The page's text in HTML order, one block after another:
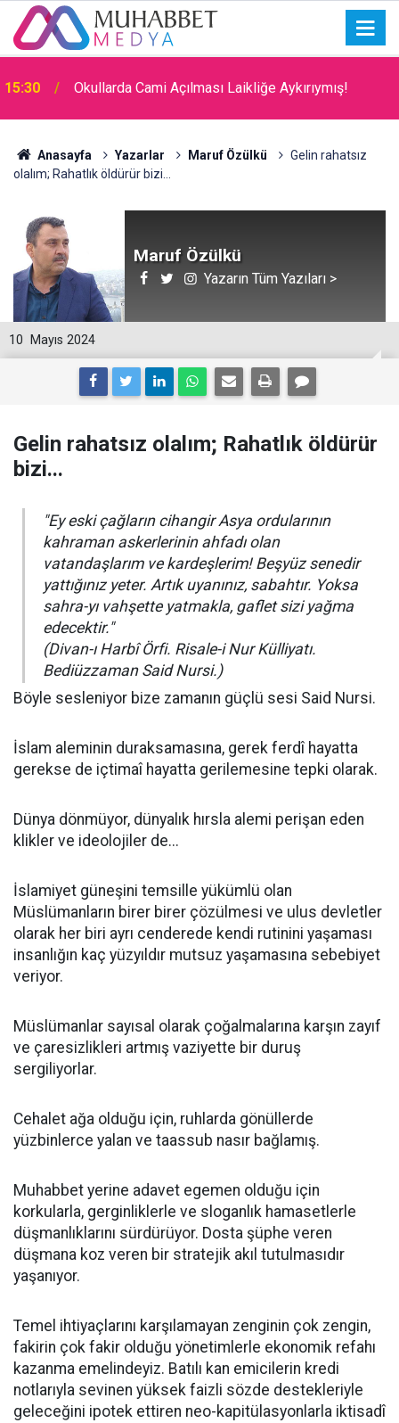
15:30 Okullarda Cami Açılması Laikliğe Aykırıymış!
Anasayfa Yazarlar Maruf Özülkü
Gelin rahatsız
olalım; Rahatlık öldürür bizi...
Maruf Özülkü
Yazarın Tüm Yazıları >
10 Mayıs 2024
Gelin rahatsız olalım; Rahatlık öldürür
bizi...
"Ey eski çağların cihangir Asya ordularının
kahraman askerlerinin ahfadı olan
vatandaşlarım ve kardeşlerim! Beşyüz senedir
yattığınız yeter. Artık uyanınız, sabahtır. Yoksa
sahra-yı vahşette yatmakla, gaflet sizi yağma
edecektir."
(Divan-ı Harbî Örfi. Risale-i Nur Külliyatı.
Bediüzzaman Said Nursi.)
Böyle sesleniyor bize zamanın güçlü sesi Said Nursi.
İslam aleminin duraksamasına, gerek ferdî hayatta
gerekse de içtimaî hayatta gerilemesine tepki olarak.
Dünya dönmüyor, dünyalık hırsla alemi perişan eden
klikler ve ideolojiler de...
İslamiyet güneşini temsille yükümlü olan
Müslümanların birer birer çözülmesi ve ulus devletler
olarak her biri ayrı cenderede kendi rutinini yaşaması
insanlığın kaç yüzyıldır mutsuz yaşamasına sebebiyet
veriyor.
Müslümanlar sayısal olarak çoğalmalarına karşın zayıf
ve çaresizlikleri artmış vaziyette bir duruş
sergiliyorlar.
Cehalet ağa olduğu için, ruhlarda gönüllerde
yüzbinlerce yalan ve taassub nasır bağlamış.
Muhabbet yerine adavet egemen olduğu için
korkularla, gerginliklerle ve sloganlık hamasetlerle
düşmanlıklarını sürdürüyor. Dosta şüphe veren
düşmana koz veren bir stratejik akıl tutulmasıdır
yaşanıyor.
Temel ihtiyaçlarını karşılamayan zenginin çok zengin,
fakirin çok fakir olduğu yönetimlerle ekonomik refahı
kazanma emelindeyiz. Batılı kan emicilerin kredi
notlarıyla sevinen yüksek faizli sözde destekleriyle
geleceğini ipotek ettiren neo-kapitülasyonlarla iktisadî